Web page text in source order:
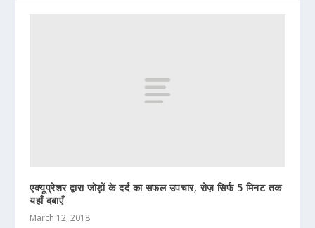
एक्यूप्रेशर द्वारा जोड़ों के दर्द का सफल उपचार, रोज़ सिर्फ 5 मिनट तक
यहाँ दबाएँ
March 12, 2018